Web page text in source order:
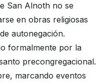
San Alnoth no se
en obras religiosas
autonegación.
formalmente por la
precongregacional.
marcando eventos